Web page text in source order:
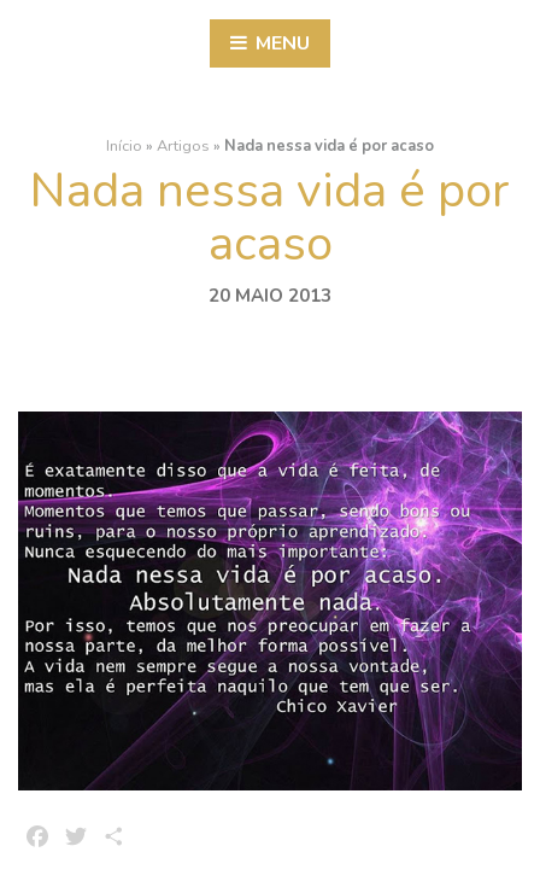
MENU
Início » Artigos » Nada nessa vida é por acaso
Nada nessa vida é por
acaso
20 MAIO 2013
FacebookTwitter